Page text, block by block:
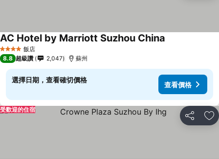
4 星級 飯店
AC Hotel by Marriott Suzhou China
8.8 超級讚 2,047 蘇州
選擇日期，查看確切價格
查看價格
分享 加
受歡迎的住宿